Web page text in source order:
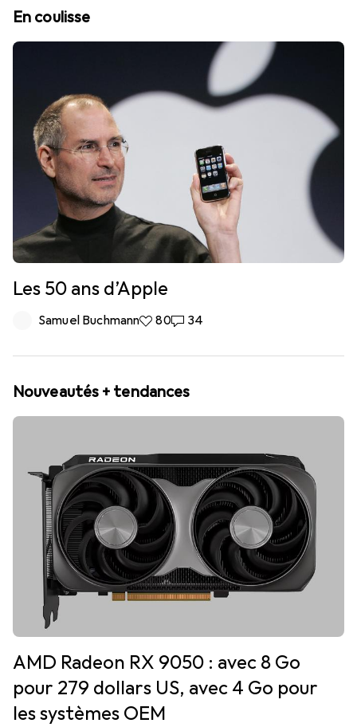
En coulisse
Les 50 ans d’Apple
Samuel Buchmann80 likes
8034 commentaires
34
Nouveautés + tendances
AMD Radeon RX 9050 : avec 8 Go
pour 279 dollars US, avec 4 Go pour
les systèmes OEM